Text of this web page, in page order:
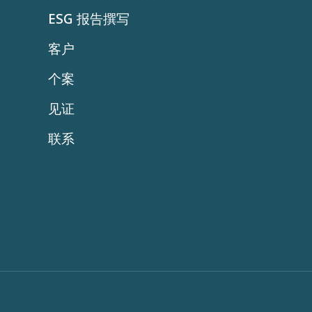
ESG 报告撰写
客户
个案
见证
联系